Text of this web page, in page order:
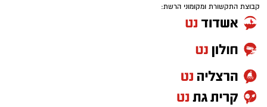
קבוצת התקשורת ומקומוני הרשת: